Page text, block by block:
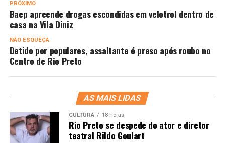
PRÓXIMO
Baep apreende drogas escondidas em velotrol dentro de
casa na Vila Diniz
NÃO ESQUEÇA
Detido por populares, assaltante é preso após roubo no
Centro de Rio Preto
AS MAIS LIDAS
CULTURA 18 horas
Rio Preto se despede do ator e diretor
teatral Rildo Goulart